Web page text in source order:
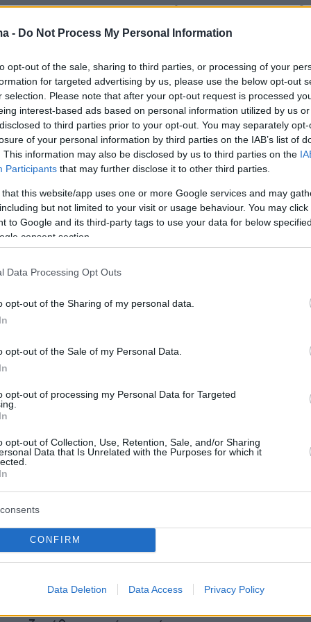
- Do Not Process My Personal Information
opt-out of the sale, sharing to third parties, or processing of your
for targeted advertising by us, please use the below opt-out
selection. Please note that after your opt-out request is processed
interest-based ads based on personal information utilized by us
to third parties prior to your opt-out. You may separately
of your personal information by third parties on the IAB’s list of
This information may also be disclosed by us to third parties on the
Participants that may further disclose it to other third parties.
that this website/app uses one or more Google services and may
but not limited to your visit or usage behaviour. You may
to Google and its third-party tags to use your data for below
consent section.
Data Processing Opt Outs
opt-out of the Sharing of my personal data.
opt-out of the Sale of my Personal Data.
opt-out of processing my Personal Data for Targeted
opt-out of Collection, Use, Retention, Sale, and/or Sharing
Data that Is Unrelated with the Purposes for which it
CONFIRM
Data Deletion Data Access Privacy Policy
είχε ως αποτέλεσμα να
εντός, εκτός και επί ταυτά του ΣΥΡΙΖΑ ΠΣ,
ο ΣΥΡΙΖΑ ΠΣ αποφάσισε πως θα κινηθεί το
διάστημα για ένα ενωτικό εγχείρημα με
πόλο στις επόμενες εκλογές»
της Κουμουνδούρου, ξεκαθαρίζοντας
ούτε συζητήθηκαν ούτε υφίστανται».
«η ανασυγκρότηση του χώρου και η
των κοινωνικών αναγκών προϋποθέτουν την
χώρου και όχι την καταστροφή
κατέληξαν οι ίδιες πηγές.
Ήσουν ο οργανωτικός
κόμμα που λες να διαλυθεί
τόνους, όμως, από την αντίδραση της
στα κοινωνικά δίκτυα πως “σου
Βασιλειαδη πως ησουν οργανωτικος
κομμα που λες (οχι μονος σου) πως πρεπει
ανάρτηση του Παύλου Πολάκη:
στη φωτο:
ΣΥΡΙΖΑ ΠΣ αποφάσισε πως θα κινηθεί το
διάστημα για ένα ενωτικό εγχείρημα με